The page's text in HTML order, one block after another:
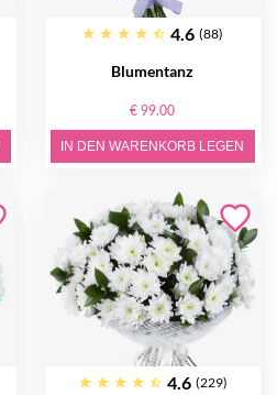
4.6 (88)
Blumentanz
€ 99.00
IN DEN WARENKORB LEGEN
4.6 (229)